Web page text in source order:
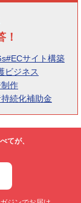
！
#ECサイト構築
ビジネス
作
続化補助金
てが、